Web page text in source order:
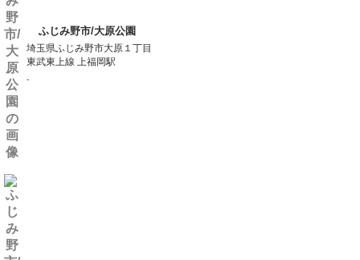
ふじみ野市/大原公園
埼玉県ふじみ野市大原１丁目
東武東上線 上福岡駅
-